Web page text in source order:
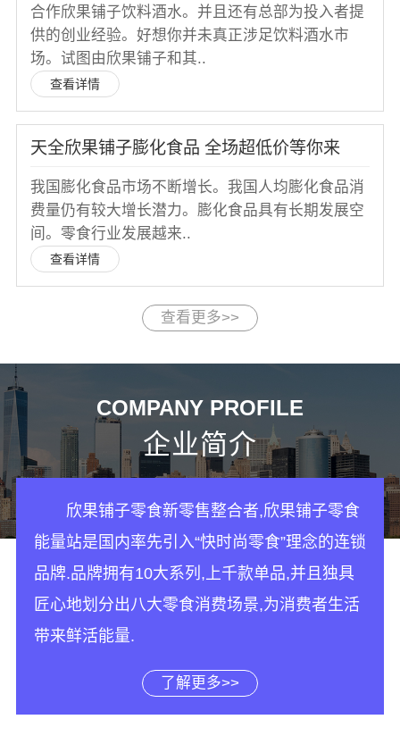
合作欣果铺子饮料酒水。并且还有总部为投入者提
供的创业经验。好想你并未真正涉足饮料酒水市
场。试图由欣果铺子和其..
查看详情
天全欣果铺子膨化食品 全场超低价等你来
我国膨化食品市场不断增长。我国人均膨化食品消
费量仍有较大增长潜力。膨化食品具有长期发展空
间。零食行业发展越来..
查看详情
查看更多>>
COMPANY PROFILE
企业简介
欣果铺子零食新零售整合者,欣果铺子零食
能量站是国内率先引入“快时尚零食”理念的连锁
品牌.品牌拥有10大系列,上千款单品,并且独具
匠心地划分出八大零食消费场景,为消费者生活
带来鲜活能量.
了解更多>>